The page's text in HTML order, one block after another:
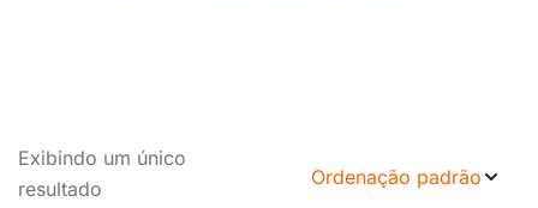
Exibindo um único
resultado